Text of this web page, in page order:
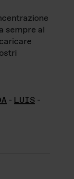
sempre al
- LUIS -